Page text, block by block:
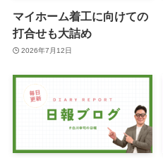
マイホーム着工に向けての
打合せも大詰め
2026年7月12日